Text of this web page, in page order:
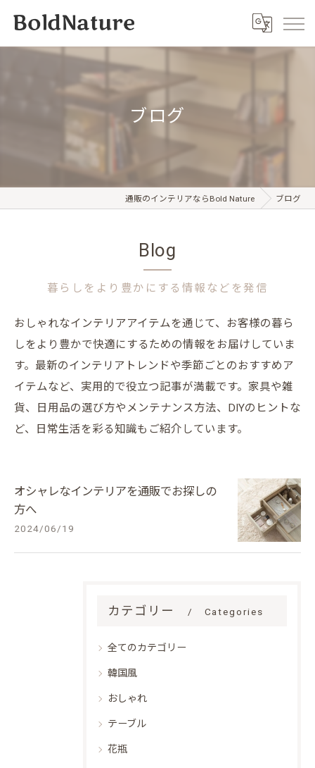
ブログ
通販のインテリアならBold Nature ブログ
Blog
暮らしをより豊かにする情報などを発信
おしゃれなインテリアアイテムを通じて、お客様の暮ら
しをより豊かで快適にするための情報をお届けしていま
す。最新のインテリアトレンドや季節ごとのおすすめア
イテムなど、実用的で役立つ記事が満載です。家具や雑
貨、日用品の選び方やメンテナンス方法、DIYのヒントな
ど、日常生活を彩る知識もご紹介しています。
オシャレなインテリアを通販でお探しの
方へ
2024/06/19
カテゴリー Categories
全てのカテゴリー
韓国風
おしゃれ
テーブル
花瓶